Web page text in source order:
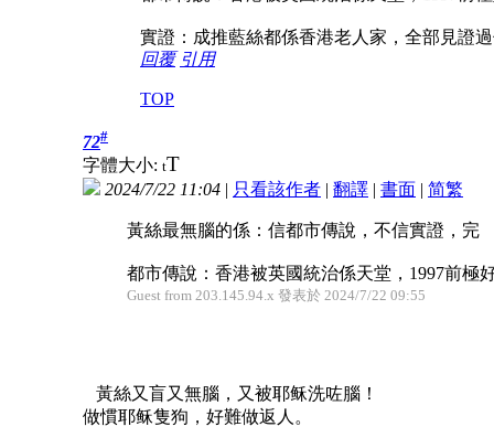
實證：成推藍絲都係香港老人家，全部見證
回覆 引用
TOP
72#
字體大小: tT
2024/7/22 11:04 | 只看該作者 | 翻譯 | 書面 | 简繁
黃絲最無腦的係：信都市傳說，不信實證，完
都市傳說：香港被英國統治係天堂，1997前極
Guest from 203.145.94.x 發表於 2024/7/22 09:55
黃絲又盲又無腦，又被耶稣洗咗腦！
做慣耶稣隻狗，好難做返人。